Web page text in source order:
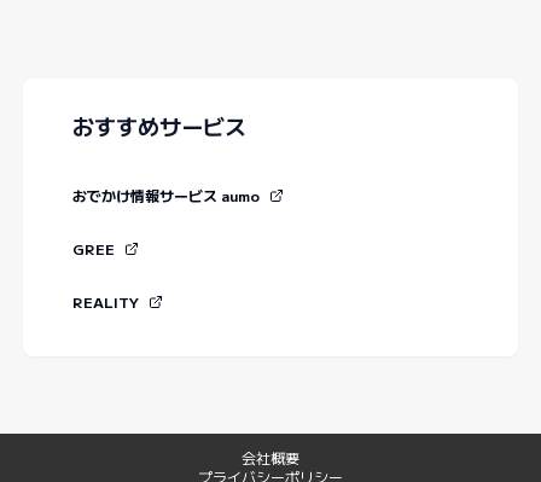
おすすめサービス
おでかけ情報サービス aumo
GREE
REALITY
会社概要
プライバシーポリシー